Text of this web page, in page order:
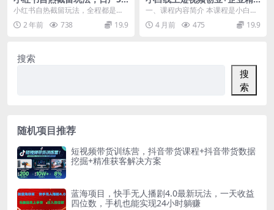
+精准创业粉兼职粉，轻松实
小红书自热截留玩法，全程都是干
货细节，也是我测试出来的引流方
法，今天给大家分享出...
2 年前 738 19.9
准用户增长全流程，涵盖账号
定位、涨粉起号，直播间搭建
等，从0做到稳定变现
一、课程内容简介 本课程是小白线
上创业+企业精准用户增长全流程实
操课，从账号定位...
4 月前 475 19.9
搜索
搜
索
随机项目推荐
短视频带货训练营，抖音带货课程+抖音带货数据
挖掘+精准获客解决方案
蓝海项目，快手无人播剧4.0最新玩法，一天收益
四位数，手机也能实现24小时躺赚